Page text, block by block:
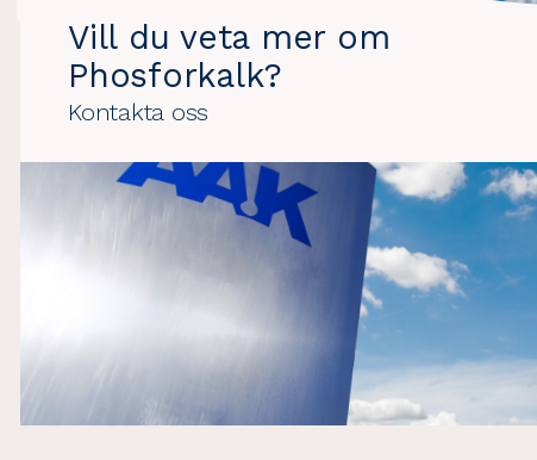
Vill du veta mer om
Phosforkalk?
Kontakta oss